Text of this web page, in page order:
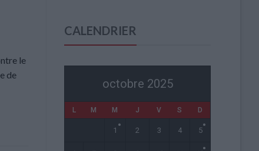
le
de
CALENDRIER
octobre 2025
L M M J V S D
1 2 3 4 5